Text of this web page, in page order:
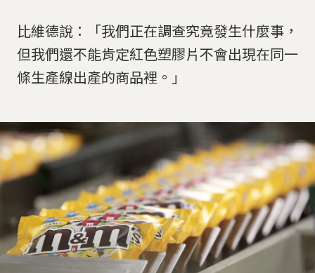
比維德說：「我們正在調查究竟發生什麼事，
但我們還不能肯定紅色塑膠片不會出現在同一
條生產線出產的商品裡。」